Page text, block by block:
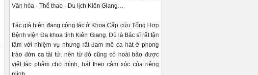
Văn hóa - Thể thao - Du lịch Kiên Giang…
Tác giả hiện đang công tác ở Khoa Cấp cứu Tổng Hợp
Bệnh viện Đa khoa tỉnh Kiên Giang. Dù là Bác sĩ rất tận
tâm với nhiệm vụ nhưng rất đam mê ca hát ở phong
trào đờn ca tài tử, nên từ đó cũng có hoài bão được
viết tác phẩm cho mình, hát theo cảm xúc của riêng